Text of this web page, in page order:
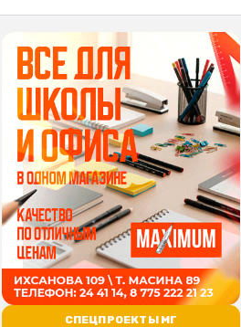
СПЕЦПРОЕКТЫ МГ